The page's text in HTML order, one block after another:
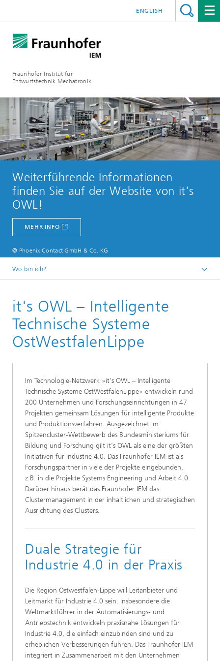
Fraunhofer-Institut für
Entwurfstechnik Mechatronik
ENGLISH
Weiterführende Informationen
finden Sie auf der Website von it's
OWL!
MEHR INFO
© Phoenix Contact GmbH & Co. KG
Wo bin ich?
Über uns
Fraunhofer IEM
it's OWL – Intelligente
Technische Systeme
OstWestfalenLippe
Im Technologie-Netzwerk »it's OWL – Intelligente
Technische Systeme OstWestfalenLippe« entwickeln rund
200 Unternehmen und Forschungseinrichtungen in 47
Projekten gemeinsam Lösungen für intelligente Produkte
und Produktionsverfahren. Ausgezeichnet im
Spitzencluster-Wettbewerb des Bundesministeriums für
Bildung und Forschung gilt it's OWL als eine der größten
Initiativen für Industrie 4.0. Das Fraunhofer IEM ist als
Forschungspartner in viele der Projekte eingebunden,
z.B. in die Projekte Systems Engineering und Arbeit 4.0.
Darüber hinaus berät das Fraunhofer IEM das
Clustermanagement in der inhaltlichen und strategischen
Ausrichtung des Clusters.
Duale Strategie für
Industrie 4.0 in der Praxis
Die Region Ostwestfalen-Lippe will Leitanbieter und
Leitmarkt für Industrie 4.0 sein. Insbesondere die
Weltmarktführer in der Automatisierungs- und
Antriebstechnik entwickeln praxisnahe Lösungen für
Industrie 4.0, die einfach einzubinden sind und zu
erheblichen Verbesserungen führen. Das Fraunhofer IEM
integriert in Zusammenarbeit mit den Unternehmen